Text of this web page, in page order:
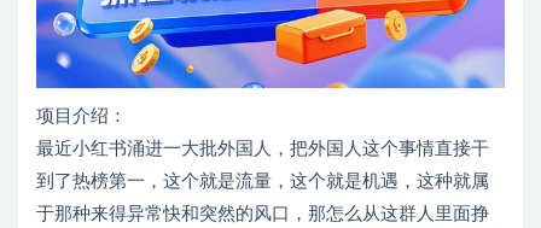
项目介绍：
最近小红书涌进一大批外国人，把外国人这个事情直接干
到了热榜第一，这个就是流量，这个就是机遇，这种就属
于那种来得异常快和突然的风口，那怎么从这群人里面挣